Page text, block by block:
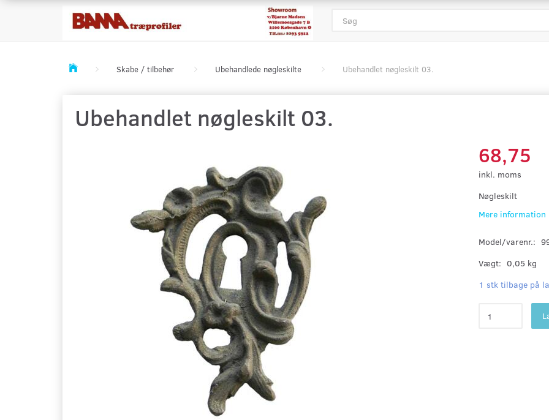
Skabe / tilbehør Ubehandlede nøgleskilte Ubehandlet nøgleskilt 03.
Ubehandlet nøgleskilt 03.
68,75
inkl. moms
Nøgleskilt
Mere information
Model/varenr.:
Vægt: 0,05 kg
1 stk tilbage på